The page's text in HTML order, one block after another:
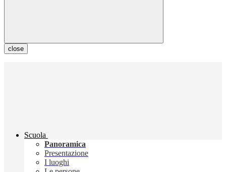
close
Scuola
Panoramica
Presentazione
I luoghi